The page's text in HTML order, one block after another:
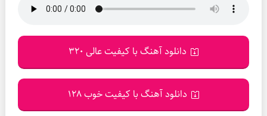
دانلود آهنگ با کیفیت عالی 320
دانلود آهنگ با کیفیت خوب 128